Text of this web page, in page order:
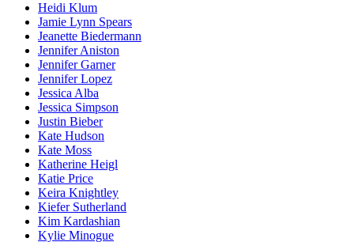
Heidi Klum
Jamie Lynn Spears
Jeanette Biedermann
Jennifer Aniston
Jennifer Garner
Jennifer Lopez
Jessica Alba
Jessica Simpson
Justin Bieber
Kate Hudson
Kate Moss
Katherine Heigl
Katie Price
Keira Knightley
Kiefer Sutherland
Kim Kardashian
Kylie Minogue